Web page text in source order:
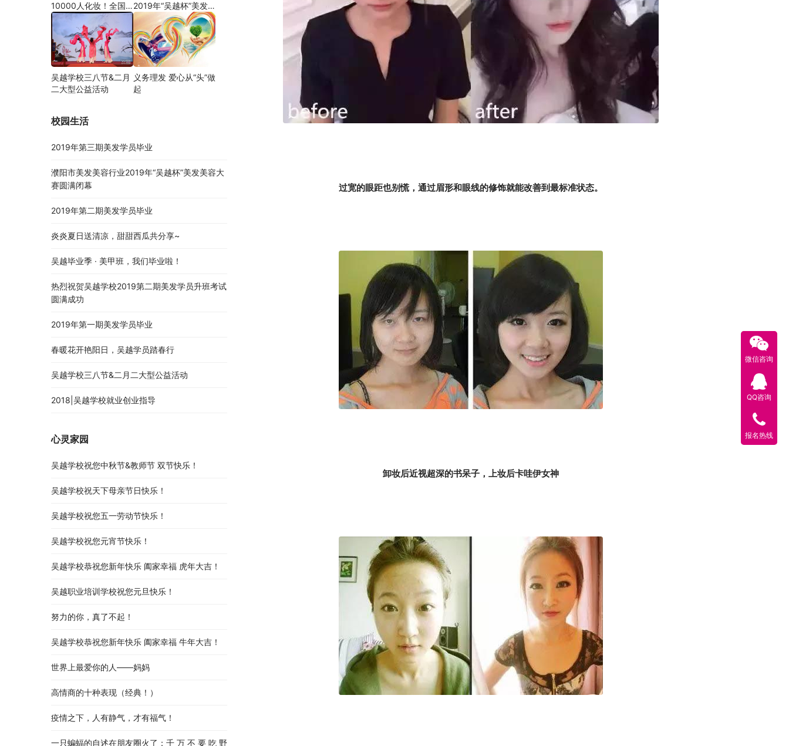
过宽的眼距也别慌，通过眉形和眼线的修饰就能改善到最标准状态。
卸妆后近视超深的书呆子，上妆后卡哇伊女神
10000人化妆！全国
关注的盛事你知道吗？
2019年“吴越杯”美发
美容大赛圆满闭幕
吴越学校三八节&二月
二大型公益活动
义务理发 爱心从“头”做
起
校园生活
2019年第三期美发学员毕业
濮阳市美发美容行业2019年“吴越杯”美发美容大
赛圆满闭幕
2019年第二期美发学员毕业
炎炎夏日送清凉，甜甜西瓜共分享~
吴越毕业季 · 美甲班，我们毕业啦！
热烈祝贺吴越学校2019第二期美发学员升班考试
圆满成功
2019年第一期美发学员毕业
春暖花开艳阳日，吴越学员踏春行
吴越学校三八节&二月二大型公益活动
2018|吴越学校就业创业指导
心灵家园
吴越学校祝您中秋节&教师节 双节快乐！
吴越学校祝天下母亲节日快乐！
吴越学校祝您五一劳动节快乐！
吴越学校祝您元宵节快乐！
吴越学校恭祝您新年快乐 阖家幸福 虎年大吉！
吴越职业培训学校祝您元旦快乐！
努力的你，真了不起！
吴越学校恭祝您新年快乐 阖家幸福 牛年大吉！
世界上最爱你的人——妈妈
高情商的十种表现（经典！）
疫情之下，人有静气，才有福气！
一只蝙蝠的自述在朋友圈火了：千 万 不 要 吃 野
微信咨询
QQ咨询
报名热线